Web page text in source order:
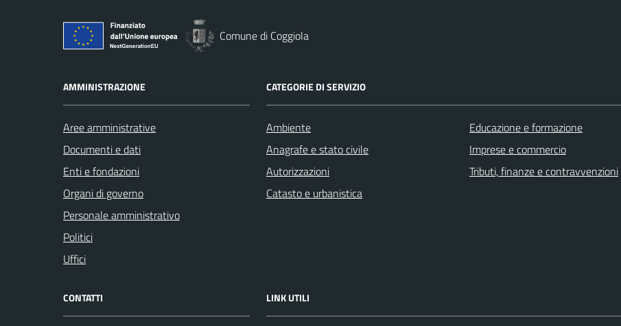
Comune di Coggiola
AMMINISTRAZIONE
Aree amministrative
Documenti e dati
Enti e fondazioni
Organi di governo
Personale amministrativo
Politici
Uffici
CATEGORIE DI SERVIZIO
Ambiente
Anagrafe e stato civile
Autorizzazioni
Catasto e urbanistica
Educazione e formazione
Imprese e commercio
Tributi, finanze e contravvenzioni
CONTATTI LINK UTILI